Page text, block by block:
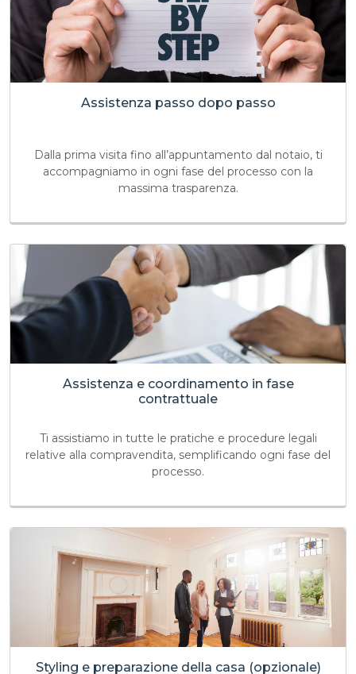
Assistenza passo dopo passo
Dalla prima visita fino all’appuntamento dal notaio, ti
accompagniamo in ogni fase del processo con la
massima trasparenza.
Assistenza e coordinamento in fase
contrattuale
Ti assistiamo in tutte le pratiche e procedure legali
relative alla compravendita, semplificando ogni fase del
processo.
Styling e preparazione della casa (opzionale)